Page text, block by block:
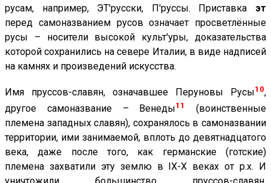
русам, например, ЭТ'русски, П'руссы. Приставка эт
перед самоназванием русов означает просветлённые
русы – носители высокой культ'уры, доказательства
которой сохранились на севере Италии, в виде надписей
на камнях и произведений искусства.
Имя пруссов-славян, означавшее Перуновы Русы10,
другое самоназвание – Венеды11
(воинственные
племена западных славян), сохранялось в самоназвании
территории, ими занимаемой, вплоть до девятнадцатого
века, даже после того, как германские (готские)
племена захватили эту землю в IX-X веках от р.х. И